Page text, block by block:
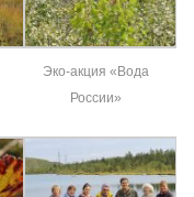
Эко-акция «Вода
России»